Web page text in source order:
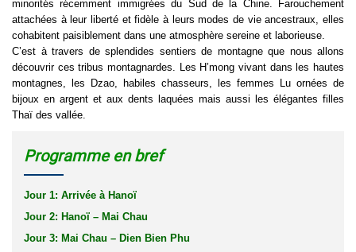
minorités récemment immigrées du Sud de la Chine. Farouchement
attachées à leur liberté et fidèle à leurs modes de vie ancestraux, elles
cohabitent paisiblement dans une atmosphère sereine et laborieuse.
C’est à travers de splendides sentiers de montagne que nous allons
découvrir ces tribus montagnardes. Les H’mong vivant dans les hautes
montagnes, les Dzao, habiles chasseurs, les femmes Lu ornées de
bijoux en argent et aux dents laquées mais aussi les élégantes filles
Thaï des vallée.
Programme en bref
Jour 1: Arrivée à Hanoï
Jour 2: Hanoï – Mai Chau
Jour 3: Mai Chau – Dien Bien Phu